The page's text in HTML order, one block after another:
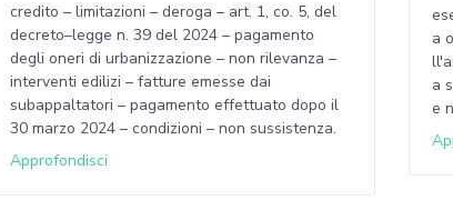
credito – limitazioni – deroga – art. 1, co. 5, del
decreto–legge n. 39 del 2024 – pagamento
degli oneri di urbanizzazione – non rilevanza –
interventi edilizi – fatture emesse dai
subappaltatori – pagamento effettuato dopo il
30 marzo 2024 – condizioni – non sussistenza.
Approfondisci
a
a
e